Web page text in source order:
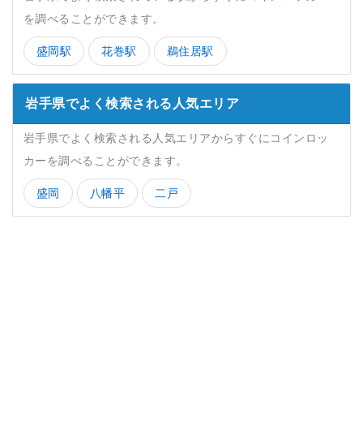
を調べることができます。
盛岡駅 花巻駅 鵜住居駅
岩手県でよく検索される人気エリア
岩手県でよく検索される人気エリアからすぐにコインロッ
カーを調べることができます。
盛岡 八幡平 二戸